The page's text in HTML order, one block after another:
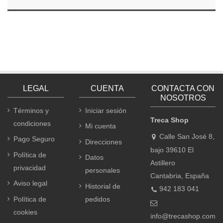
LEGAL
Términos y
condiciones
Pago Seguro
Política de
privacidad
Aviso legal
Política de
cookies
CUENTA
Iniciar sesión
Mi cuenta
Direcciones
Datos
personales
Historial de
pedidos
CONTACTA CON
NOSOTROS
Treca Shop
Calle San José 8,
bajo 39610 El
Astillero
Cantabria, España
942 183 041
info@trecashop.com